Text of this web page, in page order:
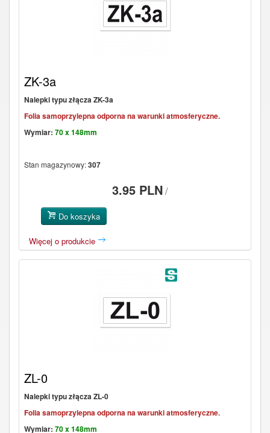
ZK-3a
Nalepki typu złącza ZK-3a
Folia samoprzylepna odporna na warunki atmosferyczne.
Wymiar:70 x 148mm
Stan magazynowy:307
3.95 PLN/
Do koszyka
Więcej o produkcie
ZL-0
Nalepki typu złącza ZL-0
Folia samoprzylepna odporna na warunki atmosferyczne.
Wymiar:70 x 148mm